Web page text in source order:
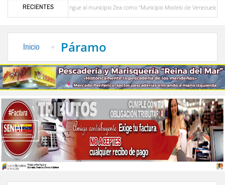
RECIENTES
CIEPROL-ULA distingue al municipio Zea como "Municipio Modelo de Venezuela"
Inicio Páramo